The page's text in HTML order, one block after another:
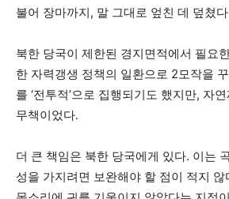
불어 장마까지, 말 그대로 엎친 데 덮쳤
북한 당국이 제한된 경지면적에서 필요
한 자력갱생 정책의 일환으로 2모작을
를 ‘전투적’으로 집행되기도 했지만, 자
무책이었다.
더 큰 책임은 북한 당국에게 있다. 이는
성을 가지려면 보완해야 할 점이 적지